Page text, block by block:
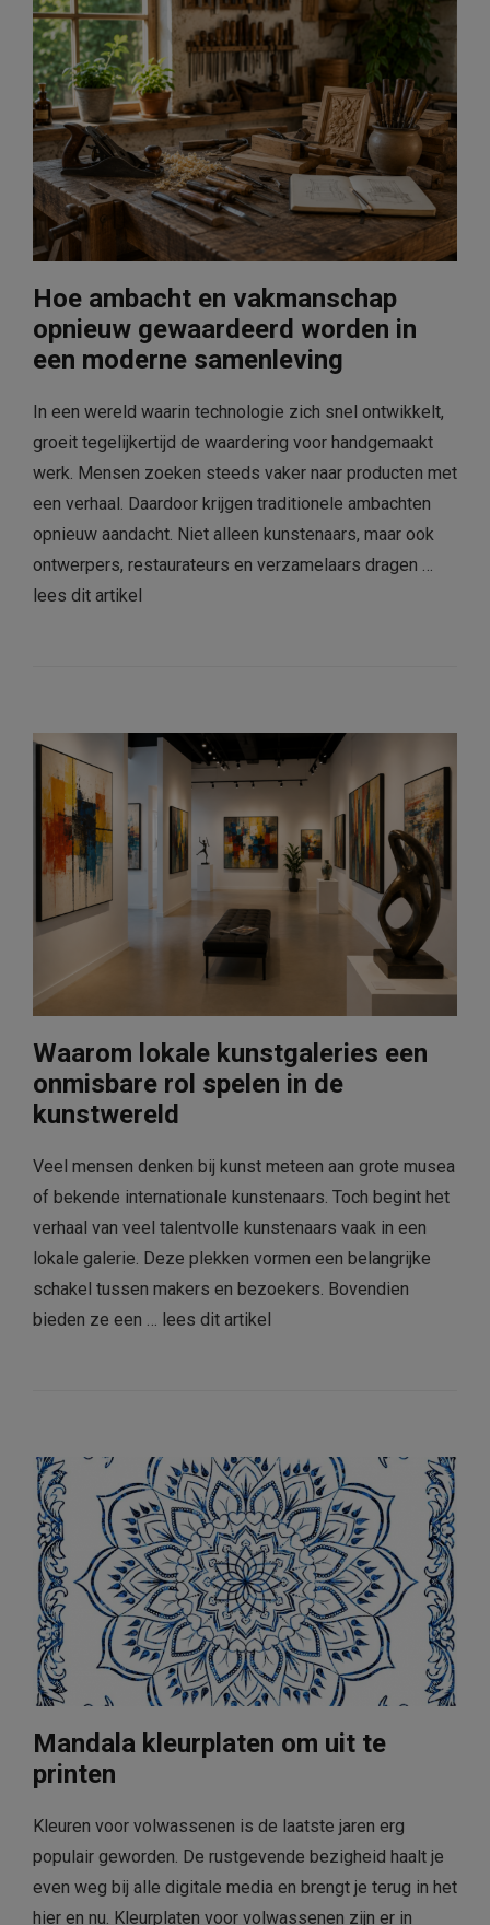
Hoe ambacht en vakmanschap
opnieuw gewaardeerd worden in
een moderne samenleving
In een wereld waarin technologie zich snel ontwikkelt,
groeit tegelijkertijd de waardering voor handgemaakt
werk. Mensen zoeken steeds vaker naar producten met
een verhaal. Daardoor krijgen traditionele ambachten
opnieuw aandacht. Niet alleen kunstenaars, maar ook
ontwerpers, restaurateurs en verzamelaars dragen …
lees dit artikel
Waarom lokale kunstgaleries een
onmisbare rol spelen in de
kunstwereld
Veel mensen denken bij kunst meteen aan grote musea
of bekende internationale kunstenaars. Toch begint het
verhaal van veel talentvolle kunstenaars vaak in een
lokale galerie. Deze plekken vormen een belangrijke
schakel tussen makers en bezoekers. Bovendien
bieden ze een … lees dit artikel
Mandala kleurplaten om uit te
printen
Kleuren voor volwassenen is de laatste jaren erg
populair geworden. De rustgevende bezigheid haalt je
even weg bij alle digitale media en brengt je terug in het
hier en nu. Kleurplaten voor volwassenen zijn er in